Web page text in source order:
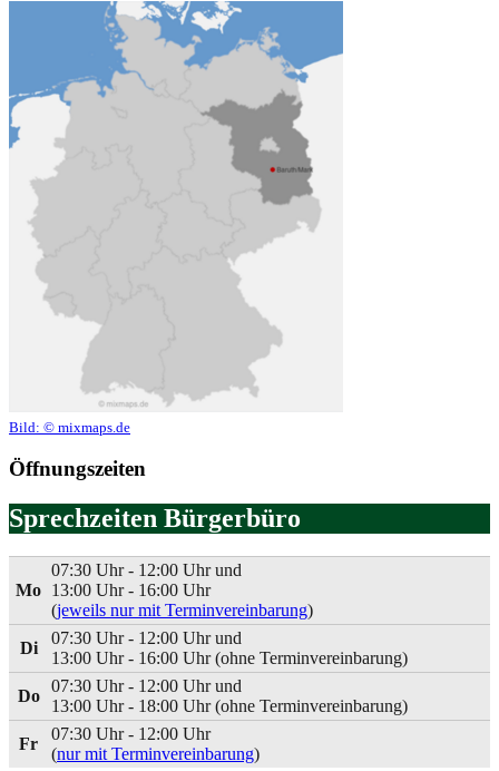
Bild: © mixmaps.de
Öffnungszeiten
Sprechzeiten Bürgerbüro
Mo
07:30 Uhr - 12:00 Uhr und
13:00 Uhr - 16:00 Uhr
(jeweils nur mit Terminvereinbarung)
Di
07:30 Uhr - 12:00 Uhr und
13:00 Uhr - 16:00 Uhr (ohne Terminvereinbarung)
Do
07:30 Uhr - 12:00 Uhr und
13:00 Uhr - 18:00 Uhr (ohne Terminvereinbarung)
Fr
07:30 Uhr - 12:00 Uhr
(nur mit Terminvereinbarung)